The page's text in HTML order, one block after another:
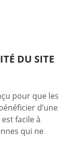
DU SITE
pour que les
d’une
facile à
qui ne